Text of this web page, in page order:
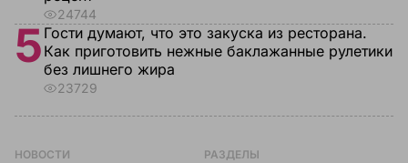
24744
5 Гости думают, что это закуска из ресторана.
Как приготовить нежные баклажанные рулетики
без лишнего жира
23729
НОВОСТИ РАЗДЕЛЫ